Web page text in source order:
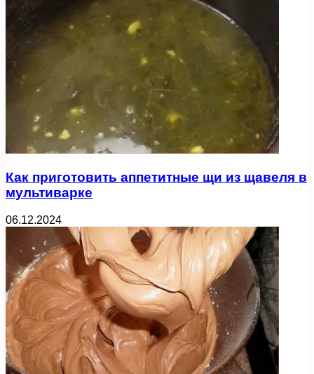
Как приготовить аппетитные щи из щавеля в
мультиварке
06.12.2024